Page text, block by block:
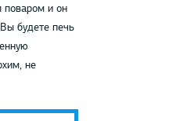
поваром и он
будете печь
не